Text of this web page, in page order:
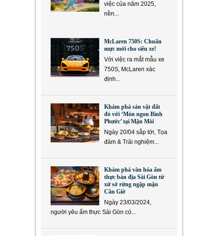
việc của năm 2025,
nền...
McLaren 750S: Chuẩn
mực mới cho siêu xe!
Với việc ra mắt mẫu xe
750S, McLaren xác
định...
Khám phá sản vật đất
đỏ với ‘Món ngon Bình
Phước’ tại Mặn Mòi
Ngày 20/04 sắp tới, Tọa
đàm & Trải nghiệm...
Khám phá văn hóa ẩm
thực bản địa Sài Gòn từ
xứ sở rừng ngập mặn
Cần Giờ
Ngày 23/03/2024,
người yêu ẩm thực Sài Gòn có...